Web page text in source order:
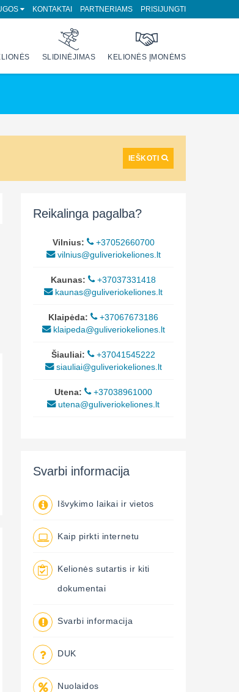
KONTAKTAI PARTNERIAMS PRISIJUNGTI
SLIDINĖJIMAS KELIONĖS ĮMONĖMS
IEŠKOTI
Reikalinga pagalba?
Vilnius:
+37052660700
vilnius@guliveriokeliones.lt
Kaunas:
+37037331418
kaunas@guliveriokeliones.lt
Klaipėda:
+37067673186
klaipeda@guliveriokeliones.lt
Šiauliai:
+37041545222
siauliai@guliveriokeliones.lt
Utena:
+37038961000
utena@guliveriokeliones.lt
Svarbi informacija
Išvykimo laikai ir vietos
Kaip pirkti internetu
Kelionės sutartis ir kiti
dokumentai
Svarbi informacija
DUK
Nuolaidos